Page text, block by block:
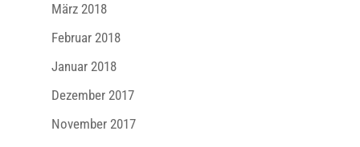
März 2018
Februar 2018
Januar 2018
Dezember 2017
November 2017